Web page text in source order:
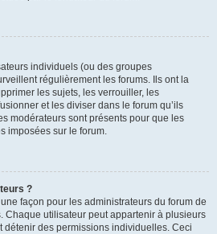
individuels (ou des groupes
régulièrement les forums. Ils ont la
les sujets, les verrouiller, les
et les diviser dans le forum qu’ils
modérateurs sont présents pour que les
imposées sur le forum.
?
façon pour les administrateurs du forum de
Chaque utilisateur peut appartenir à plusieurs
détenir des permissions individuelles. Ceci